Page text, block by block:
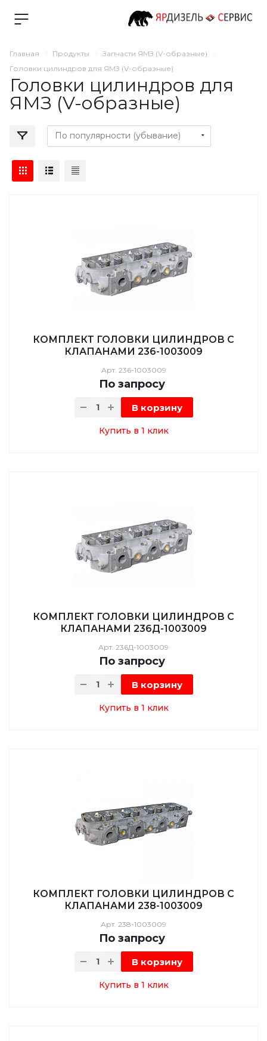
Главная Продукты
Запчасти ЯМЗ (V-образные)
Головки цилиндров для ЯМЗ (V-образные)
Головки цилиндров для
ЯМЗ (V-образные)
КОМПЛЕКТ ГОЛОВКИ ЦИЛИНДРОВ С
КЛАПАНАМИ 236-1003009
Арт. 236-1003009
По запросу
В корзину
Купить в 1 клик
КОМПЛЕКТ ГОЛОВКИ ЦИЛИНДРОВ С
КЛАПАНАМИ 236Д-1003009
Арт. 236Д-1003009
По запросу
В корзину
Купить в 1 клик
КОМПЛЕКТ ГОЛОВКИ ЦИЛИНДРОВ С
КЛАПАНАМИ 238-1003009
Арт. 238-1003009
По запросу
В корзину
Купить в 1 клик